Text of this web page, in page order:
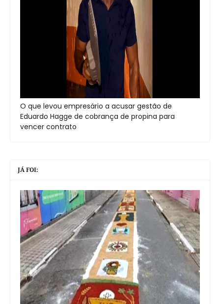
O que levou empresário a acusar gestão de
Eduardo Hagge de cobrança de propina para
vencer contrato
JÁ FOI: